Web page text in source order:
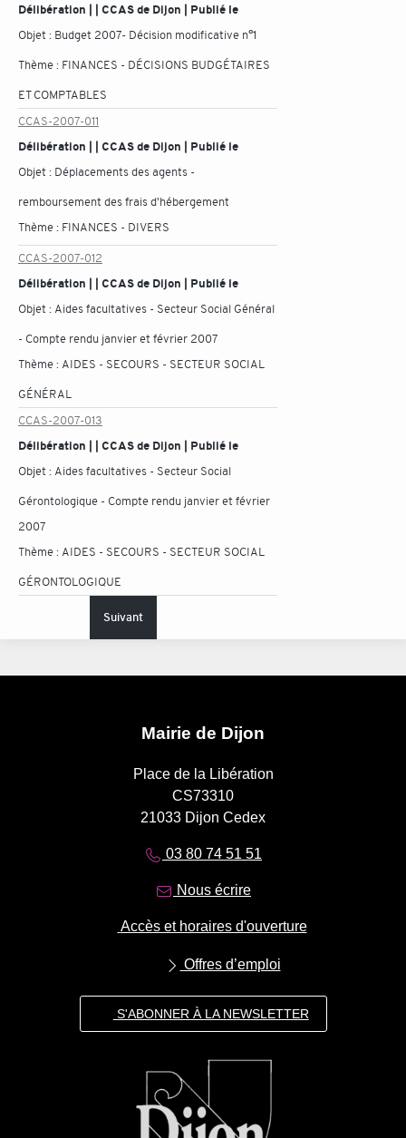
Délibération | | CCAS de Dijon | Publié le
Objet : Budget 2007- Décision modificative n°1
Thème : FINANCES - DÉCISIONS BUDGÉTAIRES
ET COMPTABLES
CCAS-2007-011
Délibération | | CCAS de Dijon | Publié le
Objet : Déplacements des agents -
remboursement des frais d'hébergement
Thème : FINANCES - DIVERS
CCAS-2007-012
Délibération | | CCAS de Dijon | Publié le
Objet : Aides facultatives - Secteur Social Général
- Compte rendu janvier et février 2007
Thème : AIDES - SECOURS - SECTEUR SOCIAL
GÉNÉRAL
CCAS-2007-013
Délibération | | CCAS de Dijon | Publié le
Objet : Aides facultatives - Secteur Social
Gérontologique - Compte rendu janvier et février
2007
Thème : AIDES - SECOURS - SECTEUR SOCIAL
GÉRONTOLOGIQUE
Suivant
Mairie de Dijon
Place de la Libération
CS73310
21033 Dijon Cedex
03 80 74 51 51
Nous écrire
Accès et horaires d'ouverture
Offres d’emploi
S'ABONNER À LA NEWSLETTER